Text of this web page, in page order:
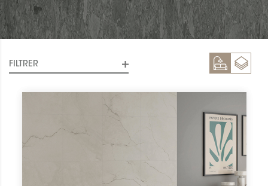
FILTRER